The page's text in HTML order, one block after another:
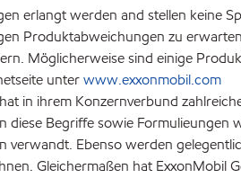
erlangt werden and stellen keine
Produktabweichungen zu
Möglicherweise sind einige
unterwww.exxonmobil.com
in ihrem Konzernverbund
Begriffe sowie Formulieungen
verwandt. Ebenso werden
Gleichermaßen hat ExxonMobil